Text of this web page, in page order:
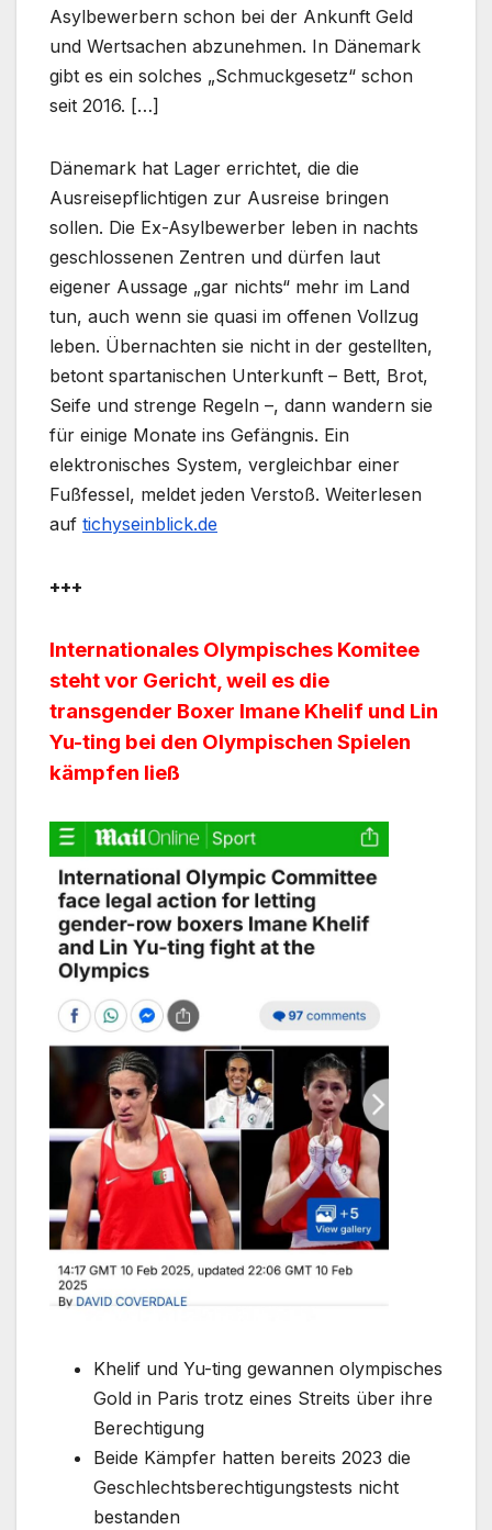
Asylbewerbern schon bei der Ankunft Geld
und Wertsachen abzunehmen. In Dänemark
gibt es ein solches „Schmuckgesetz“ schon
seit 2016. […]
Dänemark hat Lager errichtet, die die
Ausreisepflichtigen zur Ausreise bringen
sollen. Die Ex-Asylbewerber leben in nachts
geschlossenen Zentren und dürfen laut
eigener Aussage „gar nichts“ mehr im Land
tun, auch wenn sie quasi im offenen Vollzug
leben. Übernachten sie nicht in der gestellten,
betont spartanischen Unterkunft – Bett, Brot,
Seife und strenge Regeln –, dann wandern sie
für einige Monate ins Gefängnis. Ein
elektronisches System, vergleichbar einer
Fußfessel, meldet jeden Verstoß. Weiterlesen
auf tichyseinblick.de
+++
Internationales Olympisches Komitee
steht vor Gericht, weil es die
transgender Boxer Imane Khelif und Lin
Yu-ting bei den Olympischen Spielen
kämpfen ließ
Khelif und Yu-ting gewannen olympisches
Gold in Paris trotz eines Streits über ihre
Berechtigung
Beide Kämpfer hatten bereits 2023 die
Geschlechtsberechtigungstests nicht
bestanden